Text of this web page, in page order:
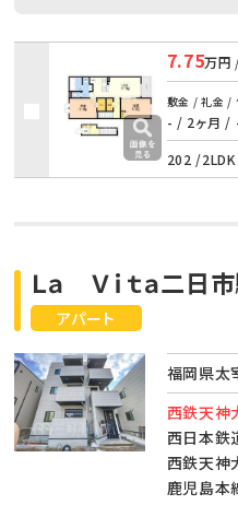
7.75万円
敷金 / 礼金 /
- / 2ヶ月 /
202 /2LDK
アパート
Ｌａ Ｖｉｔａ二日
福岡県太
西鉄天神
西日本鉄
西鉄天神
鹿児島本